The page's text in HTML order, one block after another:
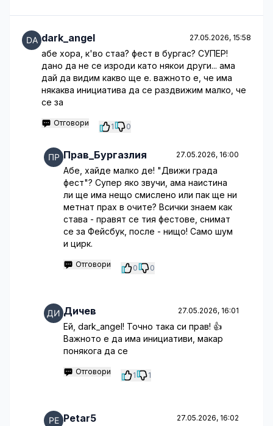
dark_angel 27.05.2026, 15:58
абе хора, к'во стаа? фест в бургас? СУПЕР!
дано да не се изроди като някои други... ама
дай да видим какво ще е. важното е, че има
някаква инициатива да се раздвижим малко, че
се за
Отговори 1 0
Прав_Бургазлия 27.05.2026, 16:00
Абе, хайде малко де! "Движи града
фест"? Супер яко звучи, ама наистина
ли ще има нещо смислено или пак ще ни
метнат прах в очите? Всички знаем как
става - правят се тия фестове, снимат
се за Фейсбук, после - нищо! Само шум
и цирк.
Отговори 0 0
Дичев 27.05.2026, 16:01
Ей, dark_angel! Точно така си прав! 👍
Важното е да има инициативи, макар
понякога да се
Отговори 1 1
Petar5 27.05.2026, 16:02